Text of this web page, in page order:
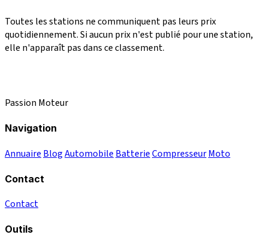
Toutes les stations ne communiquent pas leurs prix
quotidiennement. Si aucun prix n'est publié pour une station,
elle n'apparaît pas dans ce classement.
Passion Moteur
Navigation
Annuaire BlogAutomobile BatterieCompresseurMoto
Contact
Contact
Outils